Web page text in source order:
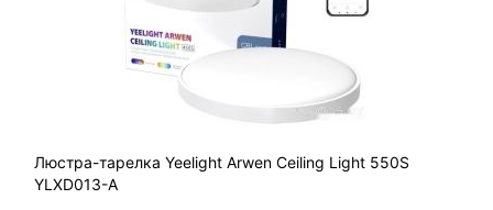
Люстра-тарелка Yeelight Arwen Ceiling Light 550S
YLXD013-A